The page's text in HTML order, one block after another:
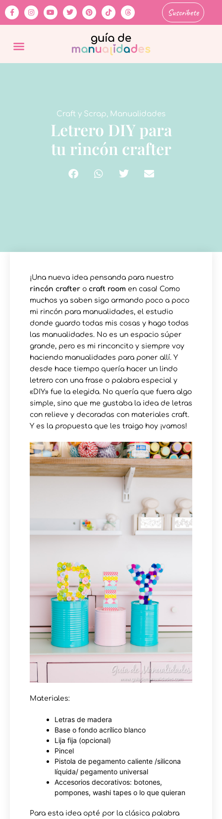
Suscríbete
Craft y Scrap, Manualidades
Letrero DIY para
tu rincón crafter
¡Una nueva idea pensanda para nuestro
rincón crafter o craft room en casa! Como
muchos ya saben sigo armando poco a poco
mi rincón para manualidades, el estudio
donde guardo todas mis cosas y hago todas
las manualidades. No es un espacio súper
grande, pero es mi rinconcito y siempre voy
haciendo manualidades para poner allí. Y
desde hace tiempo quería hacer un lindo
letrero con una frase o palabra especial y
«DIY» fue la elegida. No quería que fuera algo
simple, sino que me gustaba la idea de letras
con relieve y decoradas con materiales craft.
Y es la propuesta que les traigo hoy ¡vamos!
Materiales:
Letras de madera
Base o fondo acrílico blanco
Lija fija (opcional)
Pincel
Pistola de pegamento caliente /silicona
líquida/ pegamento universal
Accesorios decorativos: botones,
pompones, washi tapes o lo que quieran
Para esta idea opté por la clásica palabra